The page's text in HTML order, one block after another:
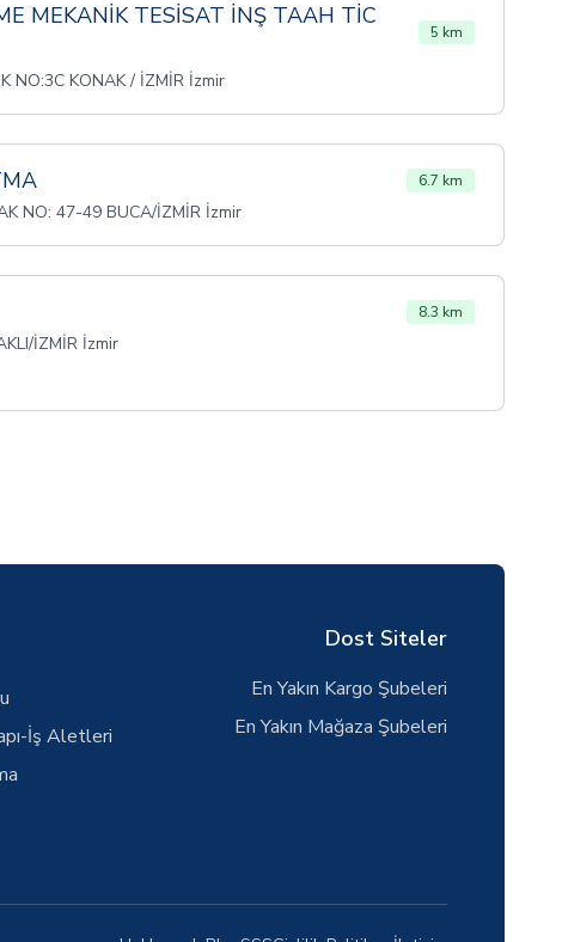
MEKANİK TESİSAT İNŞ TAAH TİC
5 km
NO:3C KONAK / İZMİR İzmir
6.7 km
NO: 47-49 BUCA/İZMİR İzmir
8.3 km
İZMİR İzmir
İş Aletleri
Dost Siteler
En Yakın Kargo Şubeleri
En Yakın Mağaza Şubeleri